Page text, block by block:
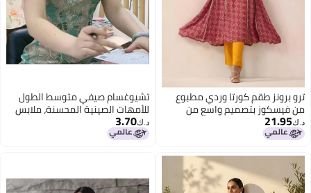
ترو برونز طقم كورتا وردي مطبوع
من فيسكوز بتصميم واسع من
د.ك‏21.95
2
تشيوغسام صيفي متوسط الطول
للأمهات الصينية المحسنة، ملابس
أنيقة تغطي الجسم يوميًا
د.ك‏3.70